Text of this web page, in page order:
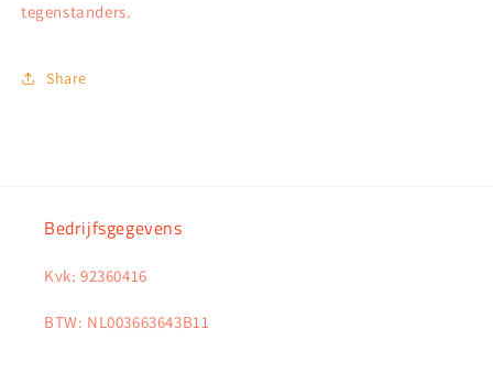
tegenstanders.
Share
Bedrijfsgegevens
Kvk: 92360416
BTW: NL003663643B11